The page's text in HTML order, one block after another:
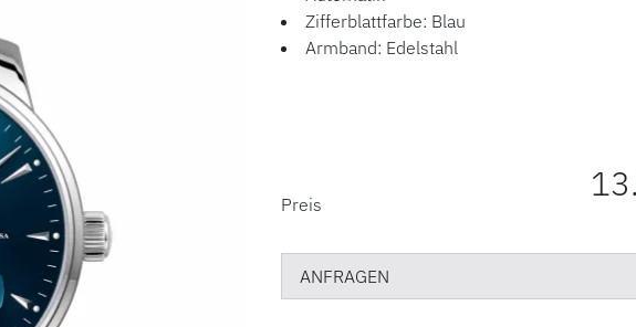
Zifferblattfarbe: Blau
Armband: Edelstahl
PREISINFORMATIONEN
Preis
ANFRAGEN